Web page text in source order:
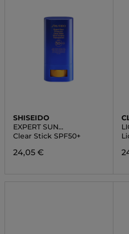
SHISEIDO
EXPERT SUN
PROTECTOR
Clear Stick SPF50+
24,05 €